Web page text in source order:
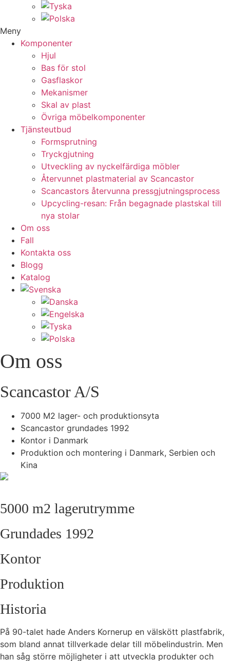
Meny
Komponenter
Hjul
Bas för stol
Gasflaskor
Mekanismer
Skal av plast
Övriga möbelkomponenter
Tjänsteutbud
Formsprutning
Tryckgjutning
Utveckling av nyckelfärdiga möbler
Återvunnet plastmaterial av Scancastor
Scancastors återvunna pressgjutningsprocess
Upcycling-resan: Från begagnade plastskal till
nya stolar
Om oss
Fall
Kontakta oss
Blogg
Katalog
Om oss
Scancastor A/S
7000 M2 lager- och produktionsyta
Scancastor grundades 1992
Kontor i Danmark
Produktion och montering i Danmark, Serbien och
Kina
5000 m2 lagerutrymme
Grundades 1992
Kontor
Produktion
Historia
På 90-talet hade Anders Kornerup en välskött plastfabrik,
som bland annat tillverkade delar till möbelindustrin. Men
han såg större möjligheter i att utveckla produkter och